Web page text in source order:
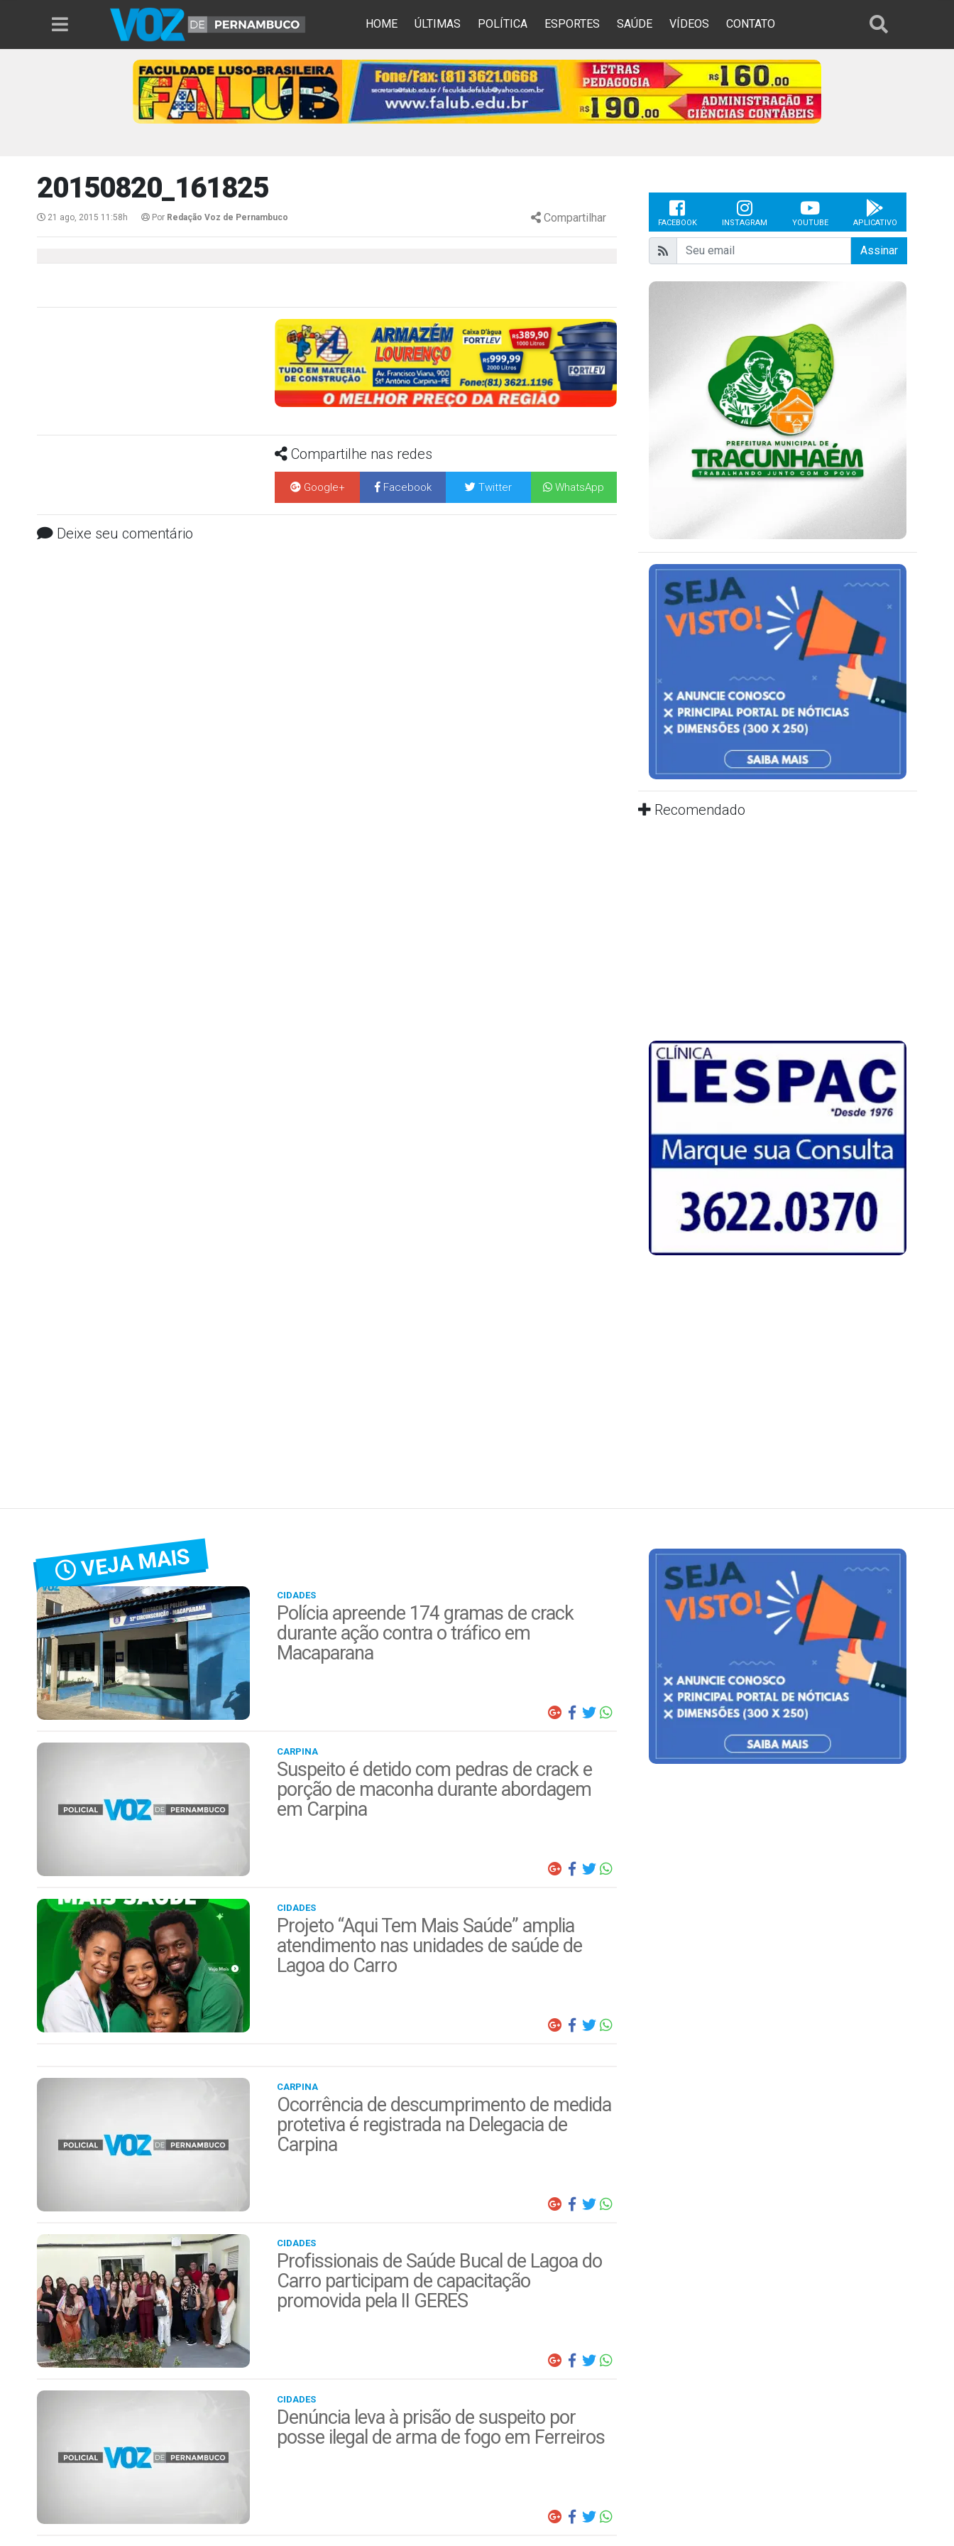
HOME ÚLTIMAS POLÍTICA ESPORTES SAÚDE VÍDEOS CONTATO
20150820_161825
21 ago, 2015 11:58h Por Redação Voz de Pernambuco Compartilhar
Compartilhe nas redes
Google+ Facebook Twitter WhatsApp
Deixe seu comentário
FACEBOOK INSTAGRAM YOUTUBE APLICATIVO
Assinar
Recomendado
VEJA MAIS
CIDADES
Polícia apreende 174 gramas de crack
durante ação contra o tráfico em
Macaparana
CARPINA
Suspeito é detido com pedras de crack e
porção de maconha durante abordagem
em Carpina
CIDADES
Projeto “Aqui Tem Mais Saúde” amplia
atendimento nas unidades de saúde de
Lagoa do Carro
CARPINA
Ocorrência de descumprimento de medida
protetiva é registrada na Delegacia de
Carpina
CIDADES
Profissionais de Saúde Bucal de Lagoa do
Carro participam de capacitação
promovida pela II GERES
CIDADES
Denúncia leva à prisão de suspeito por
posse ilegal de arma de fogo em Ferreiros